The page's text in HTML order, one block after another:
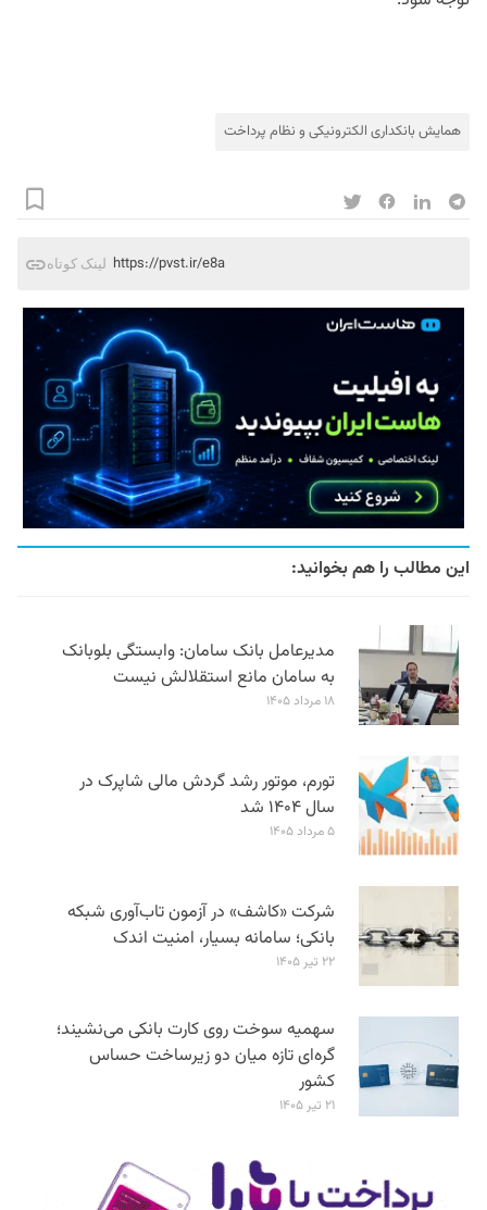
همایش بانکداری الکترونیکی و نظام پرداخت
لینک کوتاه https://pvst.ir/e8a
این مطالب را هم بخوانید:
مدیرعامل بانک سامان: وابستگی بلوبانک
به سامان مانع استقلالش نیست
۱۸ مرداد ۱۴۰۵
تورم، موتور رشد گردش مالی شاپرک در
سال ۱۴۰۴ شد
۵ مرداد ۱۴۰۵
شرکت «کاشف» در آزمون تاب‌آوری شبکه
بانکی؛ سامانه‌ بسیار، امنیت اندک
۲۲ تیر ۱۴۰۵
سهمیه سوخت روی کارت بانکی می‌نشیند؛
گره‌ای تازه میان دو زیرساخت حساس
کشور
۲۱ تیر ۱۴۰۵